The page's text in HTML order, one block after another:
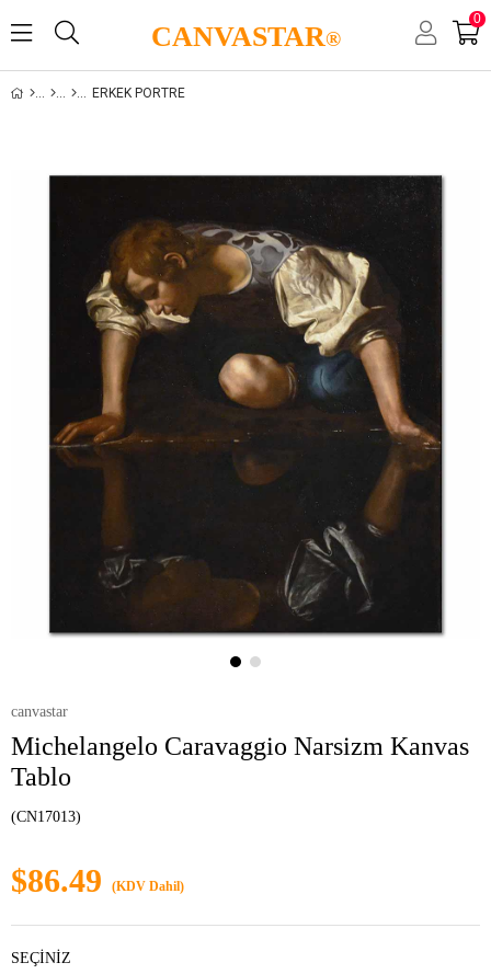
CANVASTAR®
0
ERKEK PORTRE
canvastar
Michelangelo Caravaggio Narsizm Kanvas
Tablo
(CN17013)
$86.49 (KDV Dahil)
SEÇİNİZ